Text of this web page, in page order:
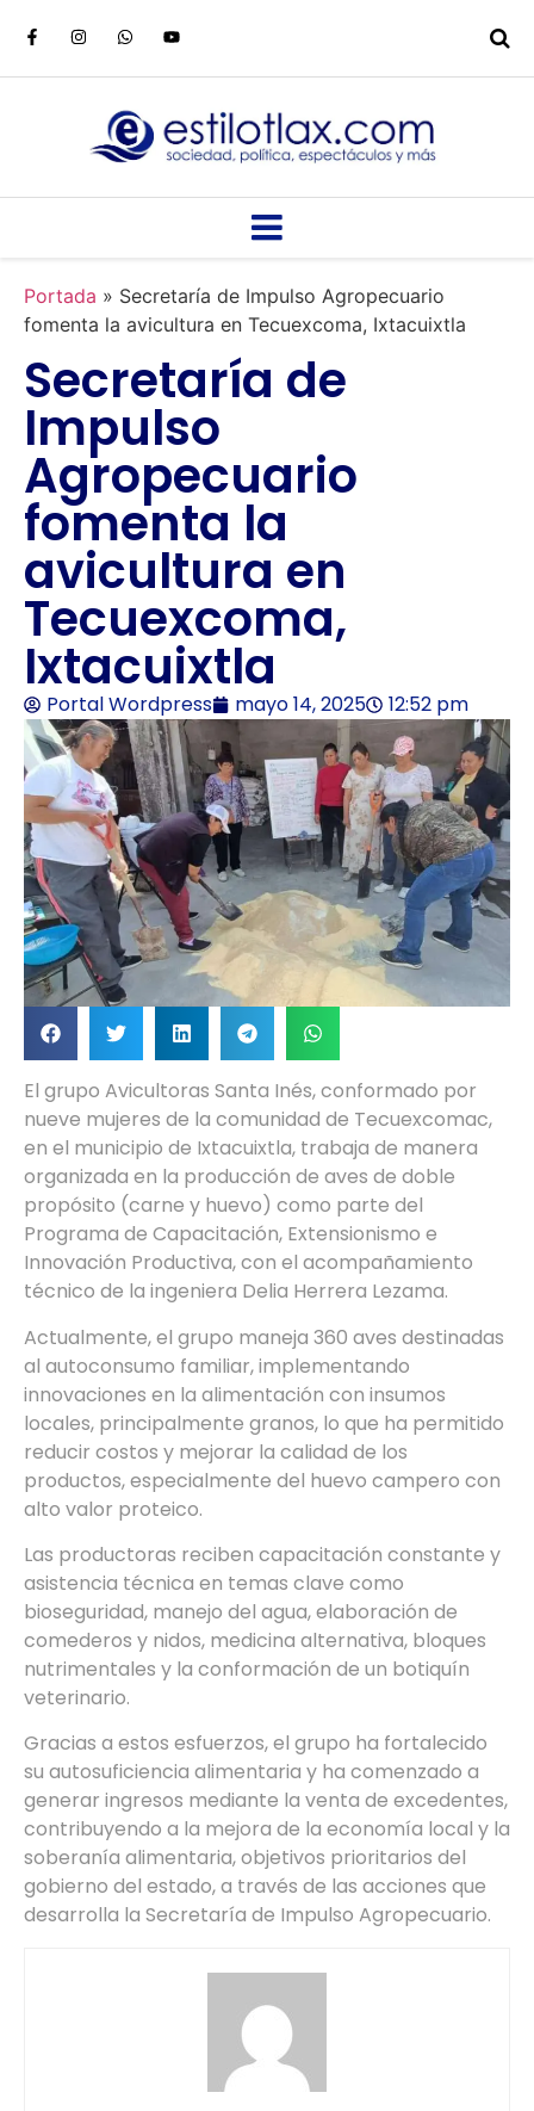
Portada » Secretaría de Impulso Agropecuario
fomenta la avicultura en Tecuexcoma, Ixtacuixtla
Secretaría de
Impulso
Agropecuario
fomenta la
avicultura en
Tecuexcoma,
Ixtacuixtla
Portal Wordpress mayo 14, 2025 12:52 pm
El grupo Avicultoras Santa Inés, conformado por
nueve mujeres de la comunidad de Tecuexcomac,
en el municipio de Ixtacuixtla, trabaja de manera
organizada en la producción de aves de doble
propósito (carne y huevo) como parte del
Programa de Capacitación, Extensionismo e
Innovación Productiva, con el acompañamiento
técnico de la ingeniera Delia Herrera Lezama.
Actualmente, el grupo maneja 360 aves destinadas
al autoconsumo familiar, implementando
innovaciones en la alimentación con insumos
locales, principalmente granos, lo que ha permitido
reducir costos y mejorar la calidad de los
productos, especialmente del huevo campero con
alto valor proteico.
Las productoras reciben capacitación constante y
asistencia técnica en temas clave como
bioseguridad, manejo del agua, elaboración de
comederos y nidos, medicina alternativa, bloques
nutrimentales y la conformación de un botiquín
veterinario.
Gracias a estos esfuerzos, el grupo ha fortalecido
su autosuficiencia alimentaria y ha comenzado a
generar ingresos mediante la venta de excedentes,
contribuyendo a la mejora de la economía local y la
soberanía alimentaria, objetivos prioritarios del
gobierno del estado, a través de las acciones que
desarrolla la Secretaría de Impulso Agropecuario.